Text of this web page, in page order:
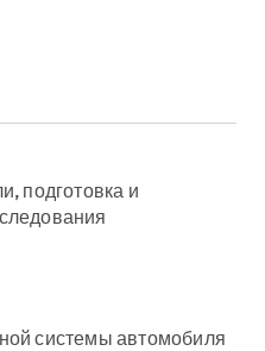
подготовка и
системы автомобиля